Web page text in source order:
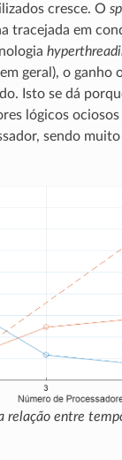
cresce. O
tracejada em
geral), o ganho
Isto se dá
lógicos
sendo
relação entre